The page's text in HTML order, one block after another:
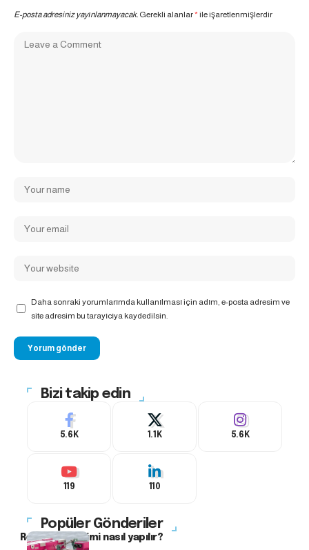
E-posta adresiniz yayınlanmayacak. Gerekli alanlar*ile işaretlenmişlerdir
Daha sonraki yorumlarımda kullanılması için adım, e-posta adresim ve
site adresim bu tarayıcıya kaydedilsin.
Bizi takip edin
5.6K 1.1K 5.6K
119 110
Popüler Gönderiler
Redüktör seçimi nasıl yapılır?